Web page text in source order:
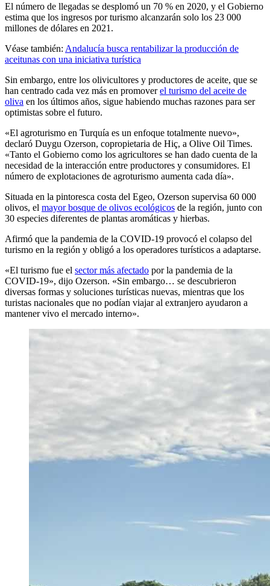
El número de llegadas se desplomó un 70 % en 2020, y el Gobierno
estima que los ingresos por turismo alcanzarán solo los 23 000
millones de dólares en 2021.
Véase también: Andalucía busca rentabilizar la producción de
aceitunas con una iniciativa turística
Sin embargo, entre los olivicultores y productores de aceite, que se
han centrado cada vez más en promoverel turismo del aceite de
oliva en los últimos años, sigue habiendo muchas razones para ser
optimistas sobre el futuro.
«El agroturismo en Turquía es un enfoque totalmente nuevo»,
declaró Duygu Ozerson, copropietaria de Hiç, a Olive Oil Times.
«Tanto el Gobierno como los agricultores se han dado cuenta de la
necesidad de la interacción entre productores y consumidores. El
número de explotaciones de agroturismo aumenta cada día».
Situada en la pintoresca costa del Egeo, Ozerson supervisa 60 000
olivos, el mayor bosque de olivos ecológicos de la región, junto con
30 especies diferentes de plantas aromáticas y hierbas.
Afirmó que la pandemia de la COVID-19 provocó el colapso del
turismo en la región y obligó a los operadores turísticos a adaptarse.
«El turismo fue el sector más afectado por la pandemia de la
COVID-19», dijo Ozerson. «Sin embargo… se descubrieron
diversas formas y soluciones turísticas nuevas, mientras que los
turistas nacionales que no podían viajar al extranjero ayudaron a
mantener vivo el mercado interno».